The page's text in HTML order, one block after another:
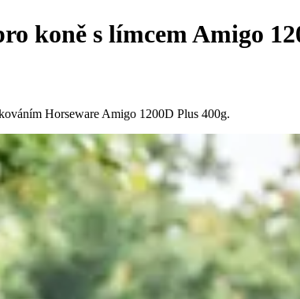
koně s límcem Amigo
Horseware Amigo 1200D Plus 400g.